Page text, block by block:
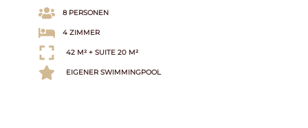
8 PERSONEN
4 ZIMMER
42 M² + SUITE 20 M²
EIGENER SWIMMINGPOOL